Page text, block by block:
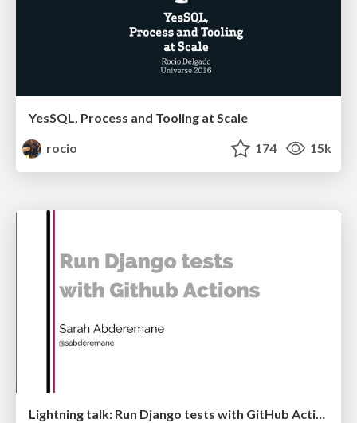
YesSQL, Process and Tooling at Scale
rocio
174 15k
Lightning talk: Run Django tests with GitHub Actions